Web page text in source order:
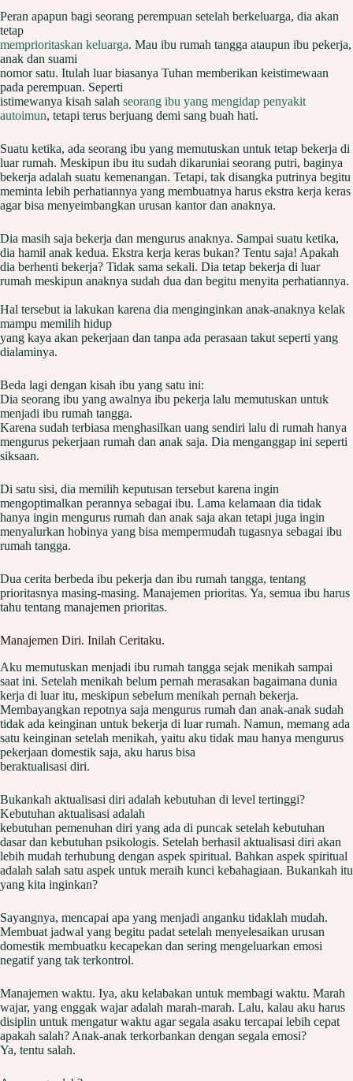
Peran apapun bagi seorang perempuan setelah berkeluarga, dia akan
tetap
memprioritaskan keluarga. Mau ibu rumah tangga ataupun ibu pekerja,
anak dan suami
nomor satu. Itulah luar biasanya Tuhan memberikan keistimewaan
pada perempuan. Seperti
istimewanya kisah salah seorang ibu yang mengidap penyakit
autoimun, tetapi terus berjuang demi sang buah hati.
Suatu ketika, ada seorang ibu yang memutuskan untuk tetap bekerja di
luar rumah. Meskipun ibu itu sudah dikaruniai seorang putri, baginya
bekerja adalah suatu kemenangan. Tetapi, tak disangka putrinya begitu
meminta lebih perhatiannya yang membuatnya harus ekstra kerja keras
agar bisa menyeimbangkan urusan kantor dan anaknya.
Dia masih saja bekerja dan mengurus anaknya. Sampai suatu ketika,
dia hamil anak kedua. Ekstra kerja keras bukan? Tentu saja! Apakah
dia berhenti bekerja? Tidak sama sekali. Dia tetap bekerja di luar
rumah meskipun anaknya sudah dua dan begitu menyita perhatiannya.
Hal tersebut ia lakukan karena dia menginginkan anak-anaknya kelak
mampu memilih hidup
yang kaya akan pekerjaan dan tanpa ada perasaan takut seperti yang
dialaminya.
Beda lagi dengan kisah ibu yang satu ini:
Dia seorang ibu yang awalnya ibu pekerja lalu memutuskan untuk
menjadi ibu rumah tangga.
Karena sudah terbiasa menghasilkan uang sendiri lalu di rumah hanya
mengurus pekerjaan rumah dan anak saja. Dia menganggap ini seperti
siksaan.
Di satu sisi, dia memilih keputusan tersebut karena ingin
mengoptimalkan perannya sebagai ibu. Lama kelamaan dia tidak
hanya ingin mengurus rumah dan anak saja akan tetapi juga ingin
menyalurkan hobinya yang bisa mempermudah tugasnya sebagai ibu
rumah tangga.
Dua cerita berbeda ibu pekerja dan ibu rumah tangga, tentang
prioritasnya masing-masing. Manajemen prioritas. Ya, semua ibu harus
tahu tentang manajemen prioritas.
Manajemen Diri. Inilah Ceritaku.
Aku memutuskan menjadi ibu rumah tangga sejak menikah sampai
saat ini. Setelah menikah belum pernah merasakan bagaimana dunia
kerja di luar itu, meskipun sebelum menikah pernah bekerja.
Membayangkan repotnya saja mengurus rumah dan anak-anak sudah
tidak ada keinginan untuk bekerja di luar rumah. Namun, memang ada
satu keinginan setelah menikah, yaitu aku tidak mau hanya mengurus
pekerjaan domestik saja, aku harus bisa
beraktualisasi diri.
Bukankah aktualisasi diri adalah kebutuhan di level tertinggi?
Kebutuhan aktualisasi adalah
kebutuhan pemenuhan diri yang ada di puncak setelah kebutuhan
dasar dan kebutuhan psikologis. Setelah berhasil aktualisasi diri akan
lebih mudah terhubung dengan aspek spiritual. Bahkan aspek spiritual
adalah salah satu aspek untuk meraih kunci kebahagiaan. Bukankah itu
yang kita inginkan?
Sayangnya, mencapai apa yang menjadi anganku tidaklah mudah.
Membuat jadwal yang begitu padat setelah menyelesaikan urusan
domestik membuatku kecapekan dan sering mengeluarkan emosi
negatif yang tak terkontrol.
Manajemen waktu. Iya, aku kelabakan untuk membagi waktu. Marah
wajar, yang enggak wajar adalah marah-marah. Lalu, kalau aku harus
disiplin untuk mengatur waktu agar segala asaku tercapai lebih cepat
apakah salah? Anak-anak terkorbankan dengan segala emosi?
Ya, tentu salah.